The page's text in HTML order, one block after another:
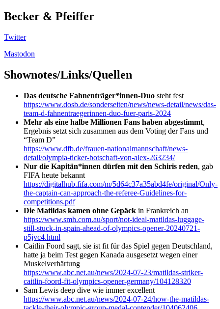
Becker & Pfeiffer
Twitter
Mastodon
Shownotes/Links/Quellen
Das deutsche Fahnenträger*innen-Duo steht fest
https://www.dosb.de/sonderseiten/news/news-detail/news/das-
team-d-fahnentraegerinnen-duo-fuer-paris-2024
Mehr als eine halbe Millionen Fans haben abgestimmt,
Ergebnis setzt sich zusammen aus dem Voting der Fans und
“Team D”
https://www.dfb.de/frauen-nationalmannschaft/news-
detail/olympia-ticker-botschaft-von-alex-263234/
Nur die Kapitän*innen dürfen mit den Schiris reden, gab
FIFA heute bekannt
https://digitalhub.fifa.com/m/5d64c37a35abd4fe/original/Only-
the-captain-can-approach-the-referee-Guidelines-for-
competitions.pdf
Die Matildas kamen ohne Gepäck in Frankreich an
https://www.smh.com.au/sport/not-ideal-matildas-luggage-
still-stuck-in-spain-ahead-of-olympics-opener-20240721-
p5jvc4.html
Caitlin Foord sagt, sie ist fit für das Spiel gegen Deutschland,
hatte ja beim Test gegen Kanada ausgesetzt wegen einer
Muskelverhärtung
https://www.abc.net.au/news/2024-07-23/matildas-striker-
caitlin-foord-fit-olympics-opener-germany/104128320
Sam Lewis deep dive wie immer excellent
https://www.abc.net.au/news/2024-07-24/how-the-matildas-